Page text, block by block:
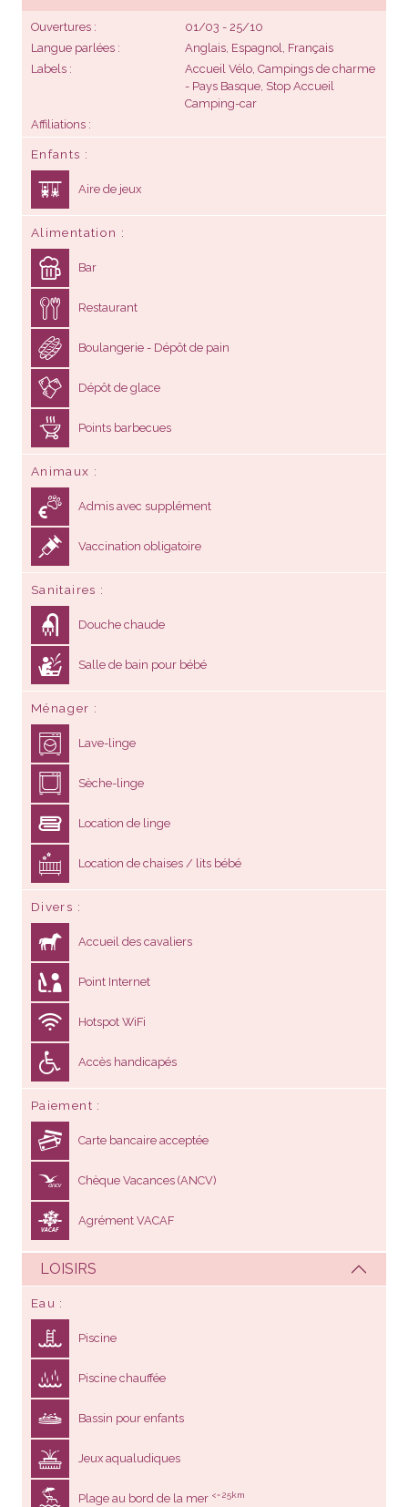
Ouvertures
01/03 - 25/10
Langue parlées
Anglais, Espagnol, Français
Labels
Accueil Vélo, Campings de charme
- Pays Basque, Stop Accueil
Camping-car
Affiliations
Enfants
Aire de jeux
Alimentation
Bar
Restaurant
Boulangerie - Dépôt de pain
Dépôt de glace
Points barbecues
Animaux
Admis avec supplément
Vaccination obligatoire
Sanitaires
Douche chaude
Salle de bain pour bébé
Ménager
Lave-linge
Sèche-linge
Location de linge
Location de chaises / lits bébé
Divers
Accueil des cavaliers
Point Internet
Hotspot WiFi
Accès handicapés
Paiement
Carte bancaire acceptée
Chèque Vacances (ANCV)
Agrément VACAF
LOISIRS
Eau
Piscine
Piscine chauffée
Bassin pour enfants
Jeux aqualudiques
Plage au bord de la mer <= 25km